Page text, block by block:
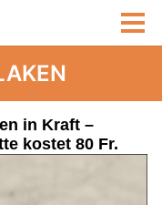
in Kraft –
kostet 80 Fr.